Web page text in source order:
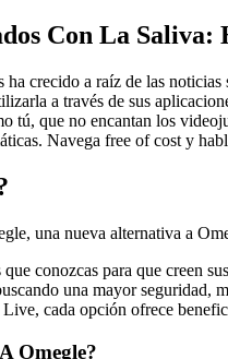
Con La
ha crecido a raíz de las
a través de sus
tú, que no encantan los
Navega free of cost y
una nueva alternativa a
conozcas para que creen
una mayor seguridad,
cada opción ofrece
Omegle?